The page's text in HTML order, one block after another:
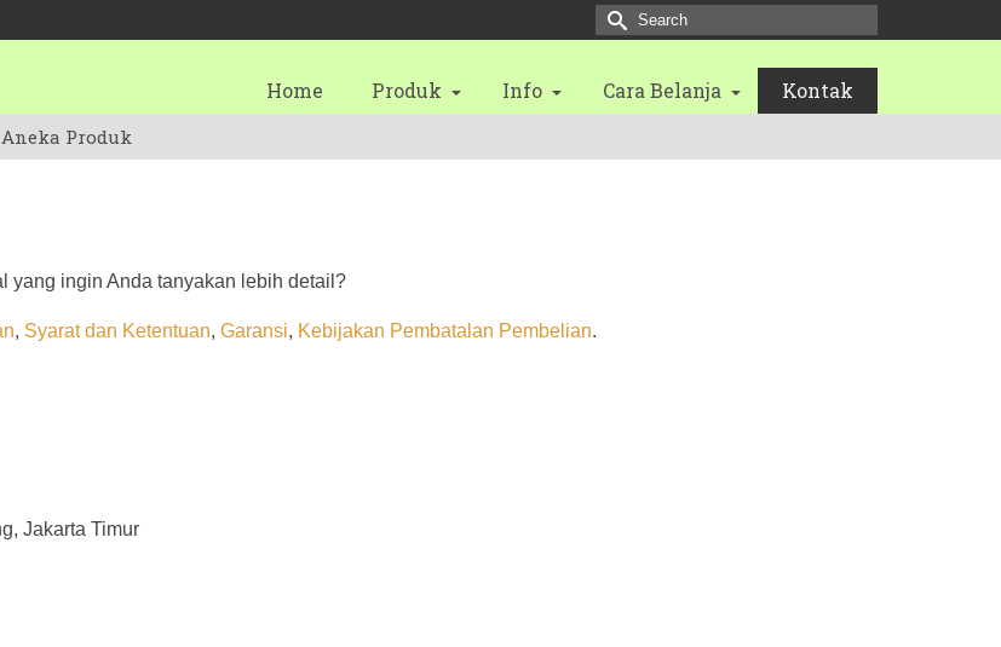
Search
Home Produk Info Cara Belanja Kontak
Aneka Produk
yang ingin Anda tanyakan lebih detail?
, Syarat dan Ketentuan, Garansi, Kebijakan Pembatalan Pembelian.
Jakarta Timur